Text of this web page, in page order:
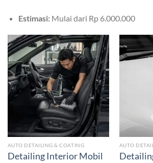
Estimasi:Mulai dari Rp 6.000.000
AUTO DETAILING & COATING
Detailing Interior Mobil
AUTO